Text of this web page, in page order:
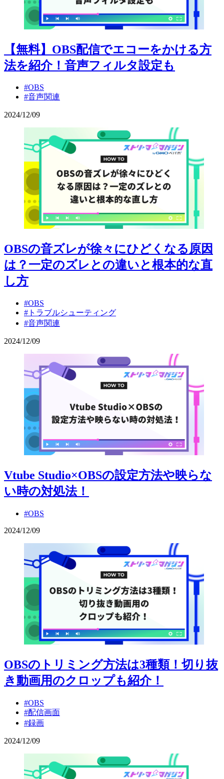
【無料】OBS配信でエコーをかける方
法を紹介！音声フィルタ設定も
#OBS
#音声関連
2024/12/09
OBSの音ズレが徐々にひどくなる原因
は？一定のズレとの違いと根本的な直
し方
#OBS
#トラブルシューティング
#音声関連
2024/12/09
Vtube Studio×OBSの設定方法や映らな
い時の対処法！
#OBS
2024/12/09
OBSのトリミング方法は3種類！切り抜
き動画用のクロップも紹介！
#OBS
#配信画面
#録画
2024/12/09